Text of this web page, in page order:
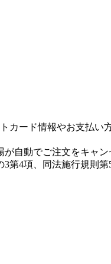
カード情報やお支払い
自動でご注文をキャン
第4項、同法施行規則